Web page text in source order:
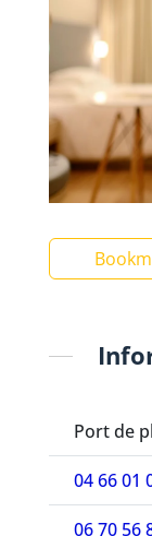
Port de
04 66 01
06 70 56